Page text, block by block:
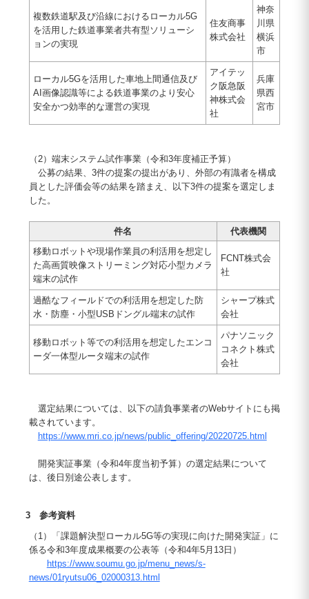
複数鉄道駅及び沿線におけるローカル5G
を活用した鉄道事業者共有型ソリューシ
ョンの実現
住友商事
株式会社
神奈
川県
横浜
市
ローカル5Gを活用した車地上間通信及び
AI画像認識等による鉄道事業のより安心
安全かつ効率的な運営の実現
アイテッ
ク阪急阪
神株式会
社
兵庫
県西
宮市
（2）端末システム試作事業（令和3年度補正予算）
公募の結果、3件の提案の提出があり、外部の有識者を構成
員とした評価会等の結果を踏まえ、以下3件の提案を選定しま
した。
件名
代表機関
移動ロボットや現場作業員の利活用を想定し
た高画質映像ストリーミング対応小型カメラ
端末の試作
FCNT株式会
社
過酷なフィールドでの利活用を想定した防
水・防塵・小型USBドングル端末の試作
シャープ株式
会社
移動ロボット等での利活用を想定したエンコ
ーダ一体型ルータ端末の試作
パナソニック
コネクト株式
会社
選定結果については、以下の請負事業者のWebサイトにも掲
載されています。
https://www.mri.co.jp/news/public_offering/20220725.html
開発実証事業（令和4年度当初予算）の選定結果について
は、後日別途公表します。
3 参考資料
（1）「課題解決型ローカル5G等の実現に向けた開発実証」に
係る令和3年度成果概要の公表等（令和4年5月13日）
https://www.soumu.go.jp/menu_news/s-
news/01ryutsu06_02000313.html